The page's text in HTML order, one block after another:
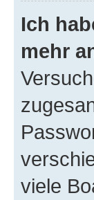
Ich
mehr
viele